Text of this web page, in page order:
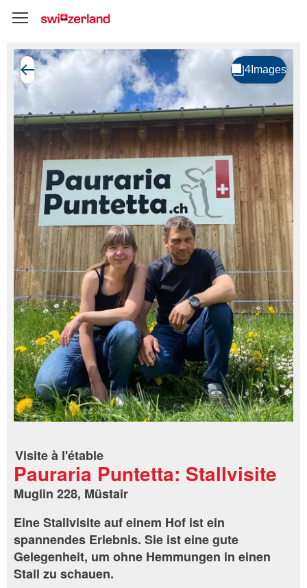
Visite à l'étable
Pauraria Puntetta: Stallvisite
Muglin 228, Müstair
Eine Stallvisite auf einem Hof ist ein
spannendes Erlebnis. Sie ist eine gute
Gelegenheit, um ohne Hemmungen in einen
Stall zu schauen.